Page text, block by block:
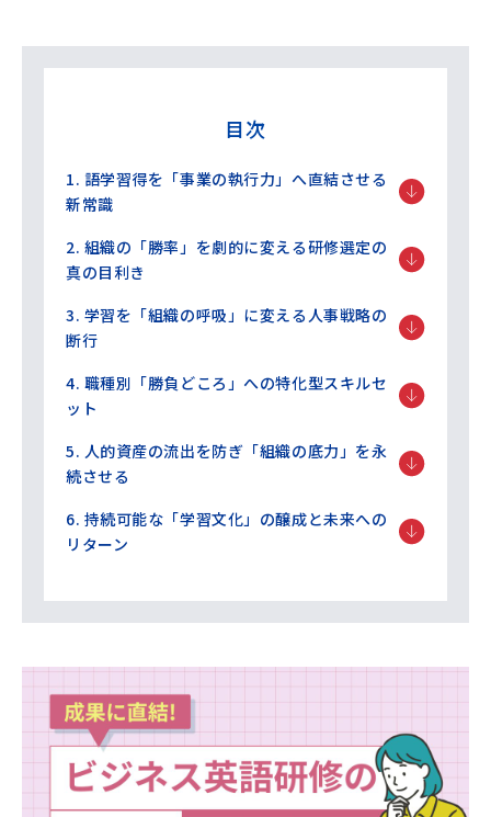
目次
1. 語学習得を「事業の執行力」へ直結させる
新常識
2. 組織の「勝率」を劇的に変える研修選定の
真の目利き
3. 学習を「組織の呼吸」に変える人事戦略の
断行
4. 職種別「勝負どころ」への特化型スキルセ
ット
5. 人的資産の流出を防ぎ「組織の底力」を永
続させる
6. 持続可能な「学習文化」の醸成と未来への
リターン